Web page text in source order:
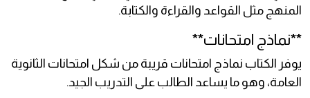
المنهج مثل القواعد والقراءة والكتابة.
**نماذج امتحانات**
يوفر الكتاب نماذج امتحانات قريبة من شكل امتحانات الثانوية
العامة، وهو ما يساعد الطالب على التدريب الجيد.